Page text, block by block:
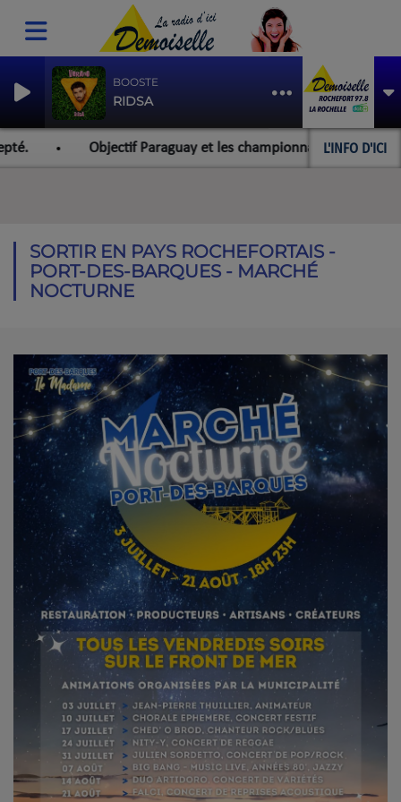
BOOSTE
RIDSA
L'INFO D'ICI
Objectif Paraguay et les championnats du monde pour
SORTIR EN PAYS ROCHEFORTAIS -
PORT-DES-BARQUES - MARCHÉ
NOCTURNE